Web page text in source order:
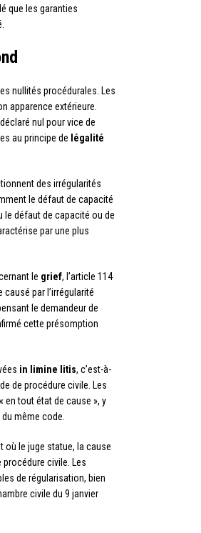
que les garanties
nullités procédurales. Les
apparence extérieure.
nul pour vice de
au principe de légalité
des irrégularités
le défaut de capacité
le défaut de capacité ou de
par une plus
le grief, l’article 114
par l’irrégularité
le demandeur de
cette présomption
in limine litis, c’est-à-
de procédure civile. Les
en tout état de cause », y
même code.
où le juge statue, la cause
civile. Les
de régularisation, bien
civile du 9 janvier